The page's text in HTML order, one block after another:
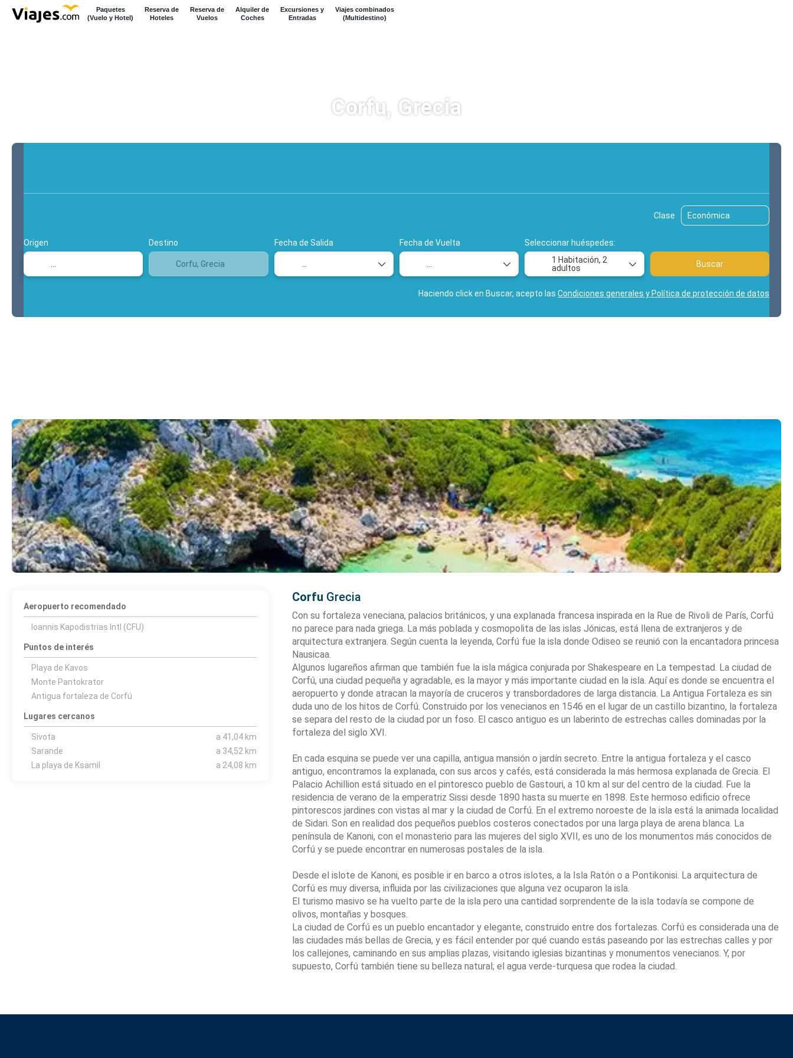
Paquetes
(Vuelo y Hotel)
Reserva de
Hoteles
Reserva de
Vuelos
Alquiler de
Coches
Excursiones y
Entradas
Viajes combinados
(Multidestino)
Corfu, Grecia
Clase
Origen Destino Fecha de Salida Fecha de Vuelta
Seleccionar huéspedes:
1 Habitación, 2
adultos
Buscar
Haciendo click en Buscar, acepto las Condiciones generales y Política de protección de datos
Corfu Grecia
Con su fortaleza veneciana, palacios británicos, y una explanada francesa inspirada en la Rue de Rivoli de París, Corfú
no parece para nada griega. La más poblada y cosmopolita de las islas Jónicas, está llena de extranjeros y de
arquitectura extranjera. Según cuenta la leyenda, Corfú fue la isla donde Odiseo se reunió con la encantadora princesa
Nausicaa.
Algunos lugareños afirman que también fue la isla mágica conjurada por Shakespeare en La tempestad. La ciudad de
Corfú, una ciudad pequeña y agradable, es la mayor y más importante ciudad en la isla. Aquí es donde se encuentra el
aeropuerto y donde atracan la mayoría de cruceros y transbordadores de larga distancia. La Antigua Fortaleza es sin
duda uno de los hitos de Corfú. Construido por los venecianos en 1546 en el lugar de un castillo bizantino, la fortaleza
se separa del resto de la ciudad por un foso. El casco antiguo es un laberinto de estrechas calles dominadas por la
fortaleza del siglo XVI.
En cada esquina se puede ver una capilla, antigua mansión o jardín secreto. Entre la antigua fortaleza y el casco
antiguo, encontramos la explanada, con sus arcos y cafés, está considerada la más hermosa explanada de Grecia. El
Palacio Achillion está situado en el pintoresco pueblo de Gastouri, a 10 km al sur del centro de la ciudad. Fue la
residencia de verano de la emperatriz Sissi desde 1890 hasta su muerte en 1898. Este hermoso edificio ofrece
pintorescos jardines con vistas al mar y la ciudad de Corfú. En el extremo noroeste de la isla está la animada localidad
de Sidari. Son en realidad dos pequeños pueblos costeros conectados por una larga playa de arena blanca. La
península de Kanoni, con el monasterio para las mujeres del siglo XVII, es uno de los monumentos más conocidos de
Corfú y se puede encontrar en numerosas postales de la isla.
Desde el islote de Kanoni, es posible ir en barco a otros islotes, a la Isla Ratón o a Pontikonisi. La arquitectura de
Corfú es muy diversa, influida por las civilizaciones que alguna vez ocuparon la isla.
El turismo masivo se ha vuelto parte de la isla pero una cantidad sorprendente de la isla todavía se compone de
olivos, montañas y bosques.
La ciudad de Corfú es un pueblo encantador y elegante, construido entre dos fortalezas. Corfú es considerada una de
las ciudades más bellas de Grecia, y es fácil entender por qué cuando estás paseando por las estrechas calles y por
los callejones, caminando en sus amplias plazas, visitando iglesias bizantinas y monumentos venecianos. Y, por
supuesto, Corfú también tiene su belleza natural; el agua verde-turquesa que rodea la ciudad.
Aeropuerto recomendado
Ioannis Kapodistrias Intl (CFU)
Puntos de interés
Playa de Kavos
Monte Pantokrator
Antigua fortaleza de Corfú
Lugares cercanos
Sivota
a 41,04 km
Sarande
a 34,52 km
La playa de Ksamil
a 24,08 km